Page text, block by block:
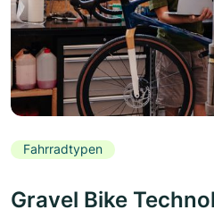
Fahrradtypen
Gravel Bike